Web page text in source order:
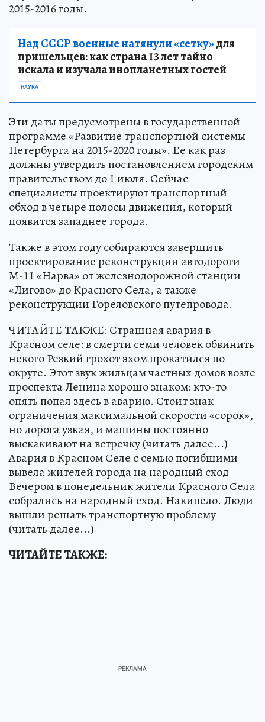
2015-2016 годы.
Над СССР военные натянули «сетку»для
пришельцев: как страна 13 лет тайно
искала и изучала инопланетных гостей
НАУКА
Эти даты предусмотрены в государственной
программе «Развитие транспортной системы
Петербурга на 2015-2020 годы». Ее как раз
должны утвердить постановлением городским
правительством до 1 июля. Сейчас
специалисты проектируют транспортный
обход в четыре полосы движения, который
появится западнее города.
Также в этом году собираются завершить
проектирование реконструкции автодороги
М-11 «Нарва» от железнодорожной станции
«Лигово» до Красного Села, а также
реконструкции Гореловского путепровода.
ЧИТАЙТЕ ТАКЖЕ: Страшная авария в
Красном селе: в смерти семи человек обвинить
некого Резкий грохот эхом прокатился по
округе. Этот звук жильцам частных домов возле
проспекта Ленина хорошо знаком: кто-то
опять попал здесь в аварию. Стоит знак
ограничения максимальной скорости «сорок»,
но дорога узкая, и машины постоянно
выскакивают на встречку (читать далее...)
Авария в Красном Селе с семью погибшими
вывела жителей города на народный сход
Вечером в понедельник жители Красного Села
собрались на народный сход. Накипело. Люди
вышли решать транспортную проблему
(читать далее...)
ЧИТАЙТЕ ТАКЖЕ: